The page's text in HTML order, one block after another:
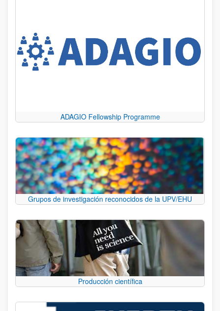
ADAGIO Fellowship Programme
Grupos de investigación reconocidos de la UPV/EHU
Producción científica